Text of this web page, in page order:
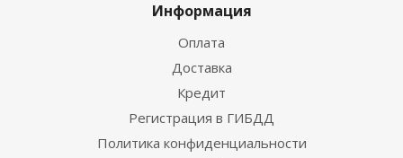
Информация
Оплата
Доставка
Кредит
Регистрация в ГИБДД
Политика конфиденциальности